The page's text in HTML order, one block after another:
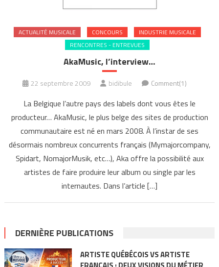
ACTUALITÉ MUSICALE CONCOURS
INDUSTRIE MUSICALE
RENCONTRES - ENTREVUES
AkaMusic, l’interview…
22 septembre 2009 bidibule Comment(1)
La Belgique l’autre pays des labels dont vous êtes le
producteur… AkaMusic, le plus belge des sites de production
communautaire est né en mars 2008. À l’instar de ses
désormais nombreux concurrents français (Mymajorcompany,
Spidart, NomajorMusik, etc…), Aka offre la possibilité aux
artistes de faire produire leur album ou single par les
internautes. Dans l’article […]
DERNIÈRE PUBLICATIONS
ARTISTE QUÉBÉCOIS VS ARTISTE